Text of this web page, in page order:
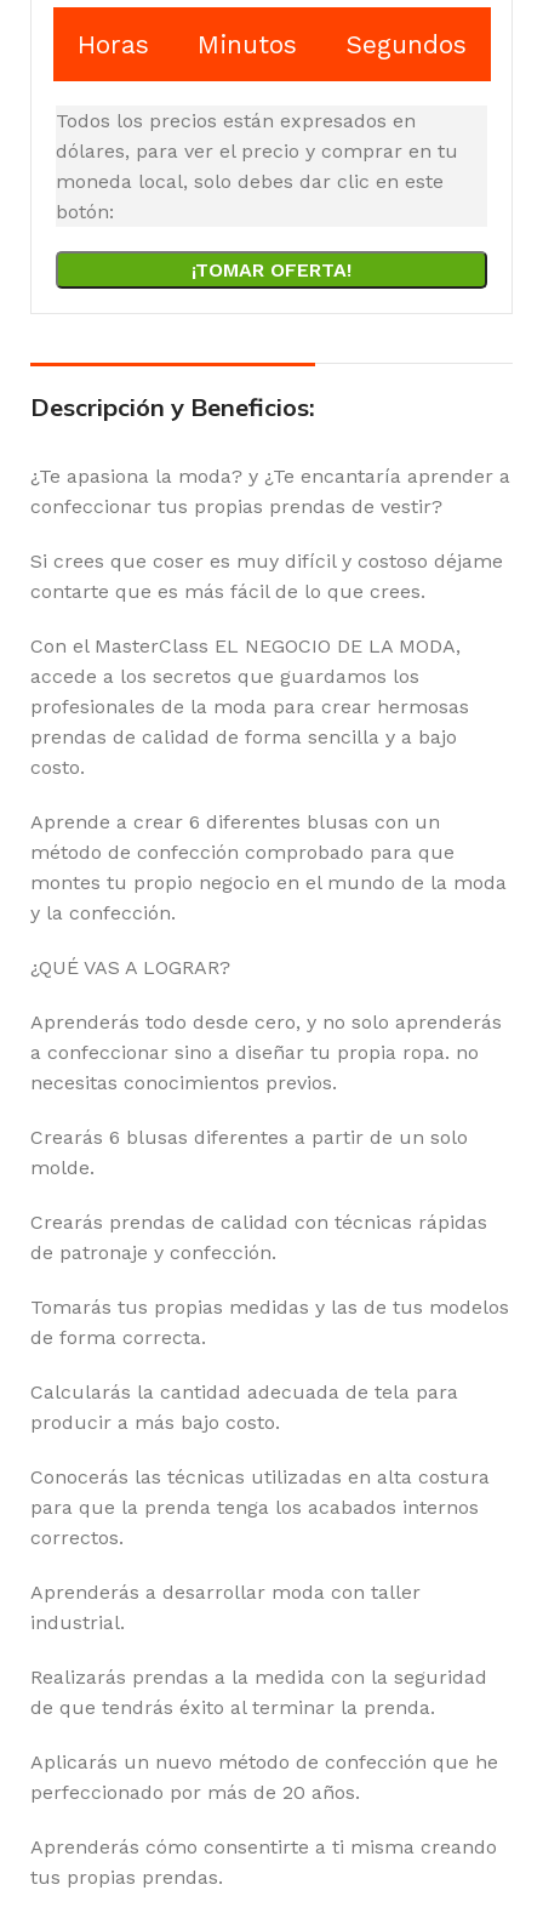
Horas Minutos Segundos
Todos los precios están expresados en
dólares, para ver el precio y comprar en tu
moneda local, solo debes dar clic en este
botón:
¡TOMAR OFERTA!
Descripción y Beneficios:
¿Te apasiona la moda? y ¿Te encantaría aprender a
confeccionar tus propias prendas de vestir?
Si crees que coser es muy difícil y costoso déjame
contarte que es más fácil de lo que crees.
Con el MasterClass EL NEGOCIO DE LA MODA,
accede a los secretos que guardamos los
profesionales de la moda para crear hermosas
prendas de calidad de forma sencilla y a bajo
costo.
Aprende a crear 6 diferentes blusas con un
método de confección comprobado para que
montes tu propio negocio en el mundo de la moda
y la confección.
¿QUÉ VAS A LOGRAR?
Aprenderás todo desde cero, y no solo aprenderás
a confeccionar sino a diseñar tu propia ropa. no
necesitas conocimientos previos.
Crearás 6 blusas diferentes a partir de un solo
molde.
Crearás prendas de calidad con técnicas rápidas
de patronaje y confección.
Tomarás tus propias medidas y las de tus modelos
de forma correcta.
Calcularás la cantidad adecuada de tela para
producir a más bajo costo.
Conocerás las técnicas utilizadas en alta costura
para que la prenda tenga los acabados internos
correctos.
Aprenderás a desarrollar moda con taller
industrial.
Realizarás prendas a la medida con la seguridad
de que tendrás éxito al terminar la prenda.
Aplicarás un nuevo método de confección que he
perfeccionado por más de 20 años.
Aprenderás cómo consentirte a ti misma creando
tus propias prendas.